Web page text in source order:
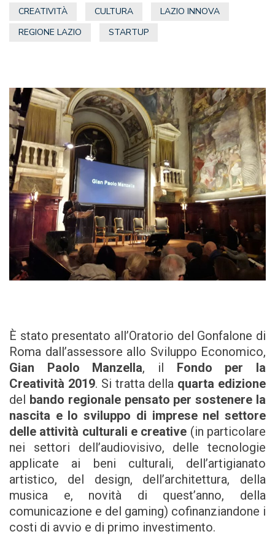
CREATIVITÀ
CULTURA
LAZIO INNOVA
REGIONE LAZIO
STARTUP
È stato presentato all’Oratorio del Gonfalone di
Roma dall’assessore allo Sviluppo Economico,
Gian Paolo Manzella, il Fondo per la
Creatività 2019. Si tratta della quarta edizione
del bando regionale pensato per sostenere la
nascita e lo sviluppo di imprese nel settore
delle attività culturali e creative (in particolare
nei settori dell’audiovisivo, delle tecnologie
applicate ai beni culturali, dell’artigianato
artistico, del design, dell’architettura, della
musica e, novità di quest’anno, della
comunicazione e del gaming) cofinanziandone i
costi di avvio e di primo investimento.